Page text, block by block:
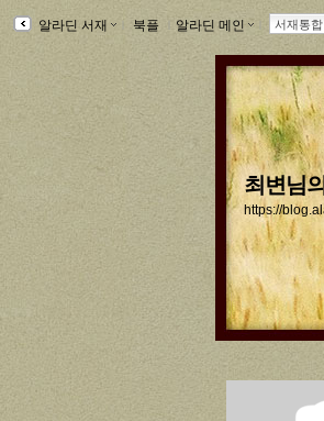
알라딘 서재 북플 알라딘 메인 ｌ 서재통
최변님
https://